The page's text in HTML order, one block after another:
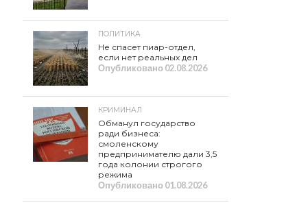
ПОЛИТИКА
Не спасет пиар-отдел,
если нет реальных дел
Опубликовано02.08.2026
КРИМИНАЛ
Обманул государство
ради бизнеса:
смоленскому
предпринимателю дали 3,5
года колонии строгого
режима
Опубликовано01.08.2026